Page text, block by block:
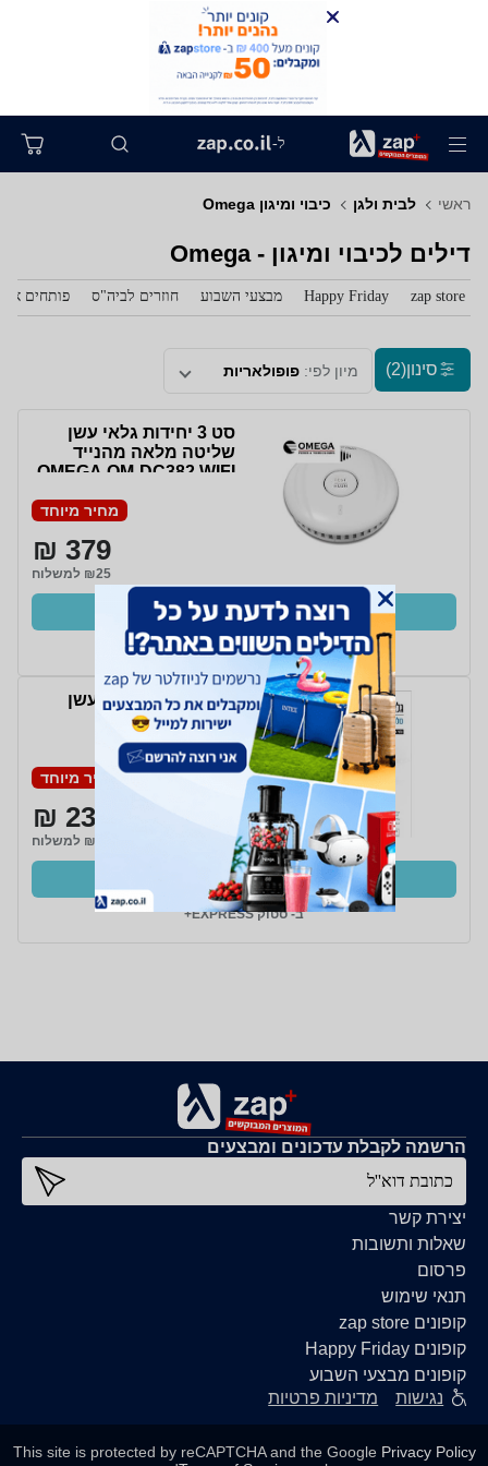
ל-
ראשי לבית ולגן כיבוי ומיגון Omega
דילים לכיבוי ומיגון - Omega
zap store
Happy Friday מבצעי השבוע חוזרים לביה"ס פותחים את
סינון(2) מיון לפי: פופולאריות
סט 3 יחידות גלאי עשן
שליטה מלאה מהנייד
OMEGA OM-DC382 WIFI
מחיר מיוחד
379 ₪
₪25 למשלוח
קנו עכשיו
ב- סטוק EXPRESS+
סט 3 יחידות גלאי עשן
OMEGA 220V
מחיר מיוחד
239 ₪
₪25 למשלוח
קנו עכשיו
ב- סטוק EXPRESS+
יצירת קשר
שאלות ותשובות
פרסום
תנאי שימוש
קופונים zap store
קופונים Happy Friday
קופונים מבצעי השבוע
הרשמה לקבלת עדכונים ומבצעים
כתובת דוא''ל
נגישות מדיניות פרטיות
This site is protected by reCAPTCHA and the Google Privacy Policy